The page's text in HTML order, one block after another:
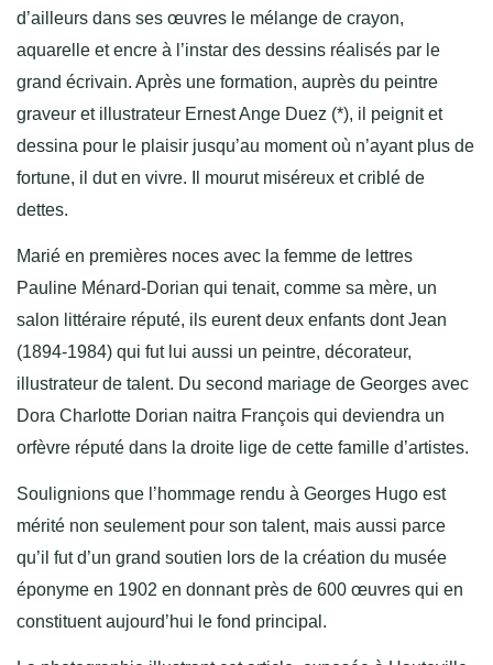
d’ailleurs dans ses œuvres le mélange de crayon,
aquarelle et encre à l’instar des dessins réalisés par le
grand écrivain. Après une formation, auprès du peintre
graveur et illustrateur Ernest Ange Duez (*), il peignit et
dessina pour le plaisir jusqu’au moment où n’ayant plus de
fortune, il dut en vivre. Il mourut miséreux et criblé de
dettes.
Marié en premières noces avec la femme de lettres
Pauline Ménard-Dorian qui tenait, comme sa mère, un
salon littéraire réputé, ils eurent deux enfants dont Jean
(1894-1984) qui fut lui aussi un peintre, décorateur,
illustrateur de talent. Du second mariage de Georges avec
Dora Charlotte Dorian naitra François qui deviendra un
orfèvre réputé dans la droite lige de cette famille d’artistes.
Soulignions que l’hommage rendu à Georges Hugo est
mérité non seulement pour son talent, mais aussi parce
qu’il fut d’un grand soutien lors de la création du musée
éponyme en 1902 en donnant près de 600 œuvres qui en
constituent aujourd’hui le fond principal.